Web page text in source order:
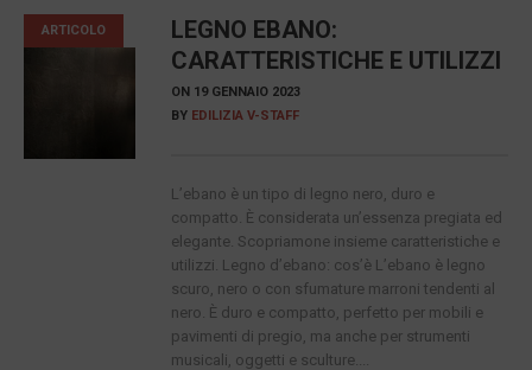
ARTICOLO
LEGNO EBANO:
CARATTERISTICHE E UTILIZZI
ON 19 GENNAIO 2023
BY EDILIZIA V-STAFF
L’ebano è un tipo di legno nero, duro e
compatto. È considerata un’essenza pregiata ed
elegante. Scopriamone insieme caratteristiche e
utilizzi. Legno d’ebano: cos’è L’ebano è legno
scuro, nero o con sfumature marroni tendenti al
nero. È duro e compatto, perfetto per mobili e
pavimenti di pregio, ma anche per strumenti
musicali, oggetti e sculture....